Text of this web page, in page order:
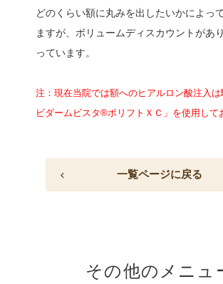
どのくらい額に丸みを出したいかによっ
ますが、ボリュームディスカウントがあ
っています。
注：現在当院では額へのヒアルロン酸注入
ビダームビスタ®ボリフトＸＣ」を使用して
一覧ページに戻る
その他のメニュ